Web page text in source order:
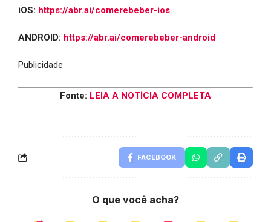
iOS: https://abr.ai/comerebeber-ios
ANDROID: https://abr.ai/comerebeber-android
Publicidade
Fonte: LEIA A NOTÍCIA COMPLETA
FACEBOOK
O que você acha?